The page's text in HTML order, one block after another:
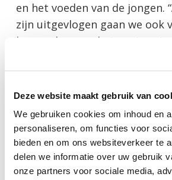
Deze website maakt gebruik van
We gebruiken cookies om inhoud en
personaliseren, om functies voor
bieden en om ons websiteverkeer te
delen we informatie over uw gebruik
onze partners voor sociale media,
en het voeden van de jongen.
zijn uitgevlogen gaan we ook
kenmerken van het nest
grootte van het nestgat, de
soort boom waarin ze het
gehakt, het aantal spechten in
territorium, en nog veel meer.
hopen we inzicht te krijgen in
waar matkoppen hun nest
broedproces”, aldus Celeste.